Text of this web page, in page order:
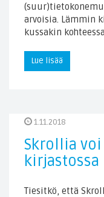
arvoisia. Lämmin
kussakin kohteessa.
Lue lisää
1.11.2018
Skrollia
kirjastossa
Tiesitkö, että